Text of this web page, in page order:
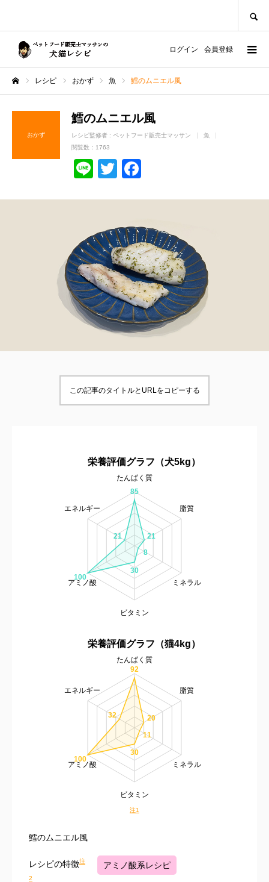
ログイン 会員登録
レシピ おかず 魚 鱈のムニエル風
おかず
鱈のムニエル風
レシピ監修者 : ペットフード販売士マッサン
魚
閲覧数：1763
LineTwitter
この記事のタイトルとURLをコピーする
栄養評価グラフ（犬5kg）
21
85
21
8
30
100
エネルギー
たんぱく質
脂質
ミネラル
ビタミン
アミノ酸
栄養評価グラフ（猫4kg）
32
92
20
11
30
100
エネルギー
たんぱく質
脂質
ミネラル
ビタミン
アミノ酸
注1
鱈のムニエル風
レシピの特徴注
2
アミノ酸系レシピ